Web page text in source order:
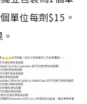
單位每劑$15。